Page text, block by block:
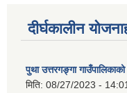
दीर्घकालीन
पुथा उत्तरगङ्गा
मिति: 08/27/2023 - 14:01